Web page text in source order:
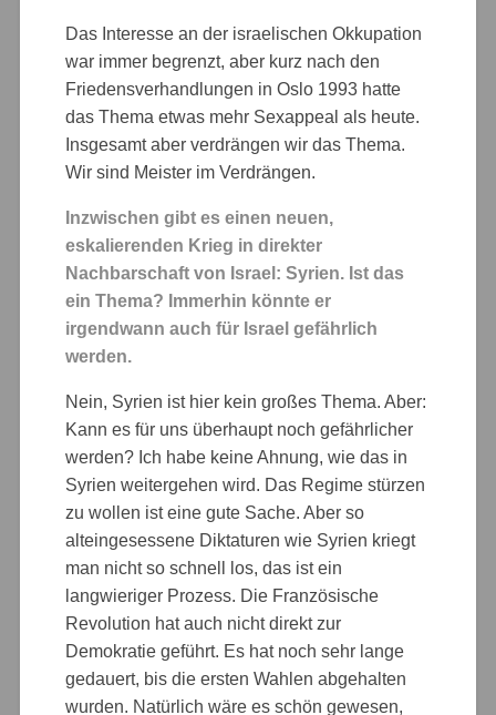
Das Interesse an der israelischen Okkupation
war immer begrenzt, aber kurz nach den
Friedensverhandlungen in Oslo 1993 hatte
das Thema etwas mehr Sexappeal als heute.
Insgesamt aber verdrängen wir das Thema.
Wir sind Meister im Verdrängen.
Inzwischen gibt es einen neuen,
eskalierenden Krieg in direkter
Nachbarschaft von Israel: Syrien. Ist das
ein Thema? Immerhin könnte er
irgendwann auch für Israel gefährlich
werden.
Nein, Syrien ist hier kein großes Thema. Aber:
Kann es für uns überhaupt noch gefährlicher
werden? Ich habe keine Ahnung, wie das in
Syrien weitergehen wird. Das Regime stürzen
zu wollen ist eine gute Sache. Aber so
alteingesessene Diktaturen wie Syrien kriegt
man nicht so schnell los, das ist ein
langwieriger Prozess. Die Französische
Revolution hat auch nicht direkt zur
Demokratie geführt. Es hat noch sehr lange
gedauert, bis die ersten Wahlen abgehalten
wurden. Natürlich wäre es schön gewesen,